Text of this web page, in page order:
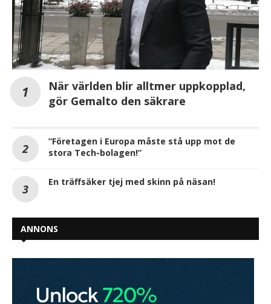
När världen blir alltmer uppkopplad,
gör Gemalto den säkrare
”Företagen i Europa måste stå upp mot de
stora Tech-bolagen!”
En träffsäker tjej med skinn på näsan!
ANNONS